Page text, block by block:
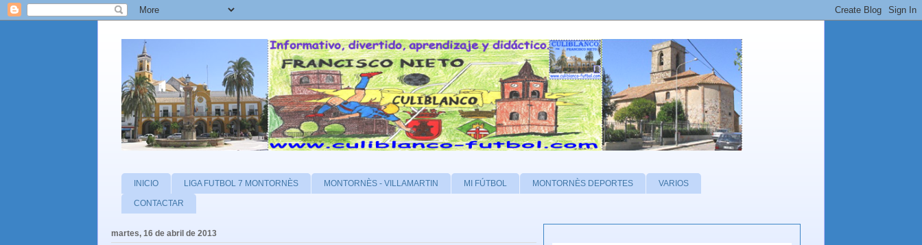
INICIO LIGA FUTBOL 7 MONTORNÈS MONTORNÈS - VILLAMARTIN MI FÚTBOL MONTORNÈS DEPORTES VARIOS
CONTACTAR
martes, 16 de abril de 2013